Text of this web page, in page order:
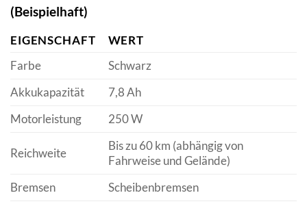
(Beispielhaft)
EIGENSCHAFT
WERT
Farbe
Schwarz
Akkukapazität
7,8 Ah
Motorleistung
250 W
Reichweite
Bis zu 60 km (abhängig von
Fahrweise und Gelände)
Bremsen
Scheibenbremsen